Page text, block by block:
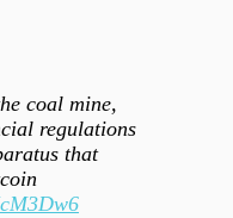
coal mine,
regulations
that